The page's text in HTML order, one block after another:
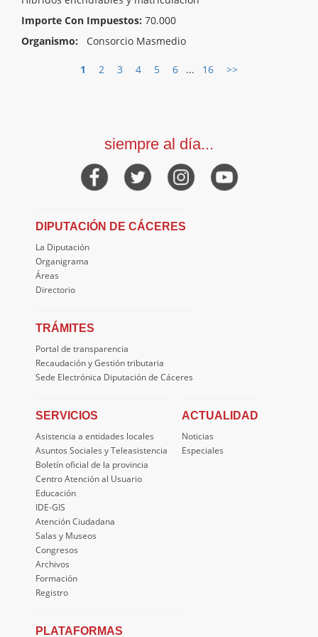
Importe Con Impuestos: 70.000
Organismo:
Consorcio Masmedio
1 2 3 4 5 6 ... 16 >>
siempre al día...
DIPUTACIÓN DE CÁCERES
La Diputación
Organigrama
Áreas
Directorio
TRÁMITES
Portal de transparencia
Recaudación y Gestión tributaria
Sede Electrónica Diputación de Cáceres
SERVICIOS
Asistencia a entidades locales
Asuntos Sociales y Teleasistencia
Boletín oficial de la provincia
Centro Atención al Usuario
Educación
IDE-GIS
Atención Ciudadana
Salas y Museos
Congresos
Archivos
Formación
Registro
ACTUALIDAD
Noticias
Especiales
PLATAFORMAS